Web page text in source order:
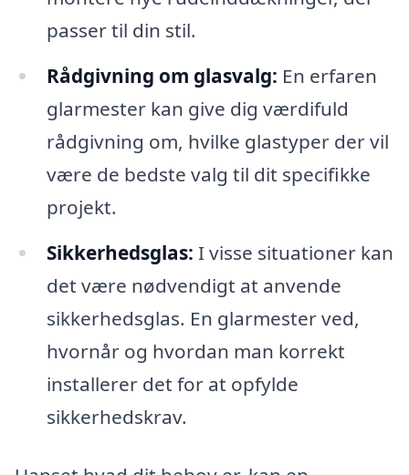
passer til din stil.
Rådgivning om glasvalg: En erfaren
glarmester kan give dig værdifuld
rådgivning om, hvilke glastyper der vil
være de bedste valg til dit specifikke
projekt.
Sikkerhedsglas: I visse situationer kan
det være nødvendigt at anvende
sikkerhedsglas. En glarmester ved,
hvornår og hvordan man korrekt
installerer det for at opfylde
sikkerhedskrav.